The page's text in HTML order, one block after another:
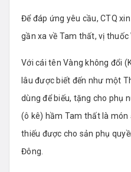
Để đáp ứng yêu cầu, CTQ
gần xa về Tam thất, vị thuốc
Với cái tên Vàng không đổi
lâu được biết đến như một
dùng để biếu, tặng cho phụ
(ô kê) hầm Tam thất là món
thiếu được cho sản phụ
Đông.